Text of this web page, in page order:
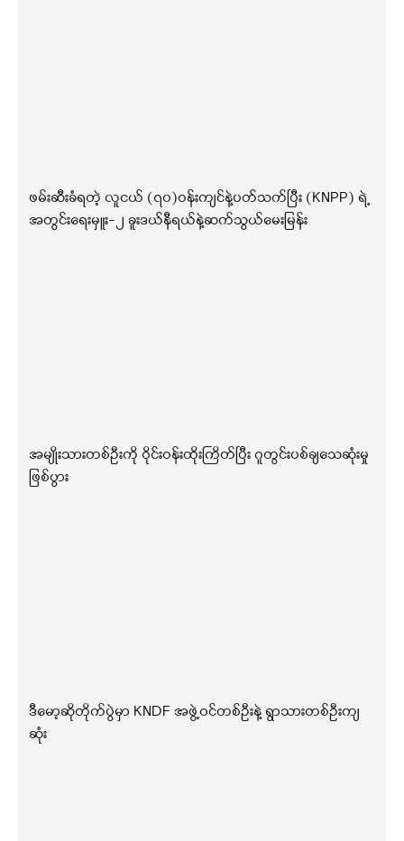
ဖမ်းဆီးခံရတဲ့ လူငယ် (၇၀)ဝန်းကျင်နဲ့ပတ်သက်ပြီး (KNPP) ရဲ့
အတွင်းရေးမှူး-၂ ခူးဒယ်နီရယ်နဲ့ဆက်သွယ်မေးမြန်း
အမျိုးသားတစ်ဦးကို ဝိုင်းဝန်းထိုးကြိတ်ပြီး ဂူတွင်းပစ်ချသေဆုံးမှု
ဖြစ်ပွား
ဒီမော့ဆိုတိုက်ပွဲမှာ KNDF အဖွဲ့ဝင်တစ်ဦးနဲ့ ရွာသားတစ်ဦးကျ
ဆုံး